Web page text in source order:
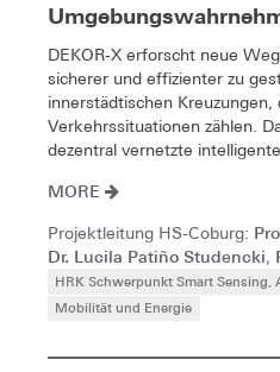
DEKOR‑X erforscht neue
sicherer und effizienter zu
innerstädtischen
Verkehrssituationen zählen.
dezentral vernetzte
MORE
Projektleitung HS-Coburg:
Dr. Lucila Patiño Studencki,
HRK Schwerpunkt Smart
Mobilität und Energie